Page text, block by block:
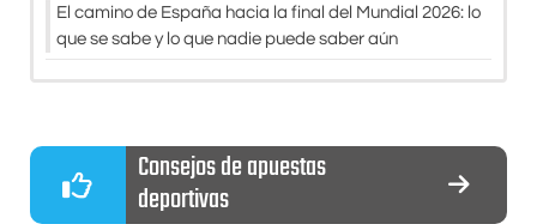
El camino de España hacia la final del Mundial 2026: lo
que se sabe y lo que nadie puede saber aún
Consejos de apuestas
deportivas